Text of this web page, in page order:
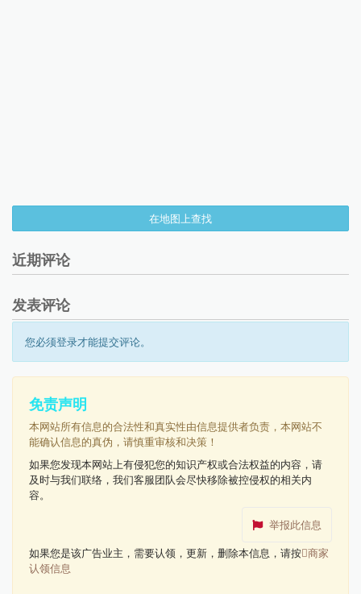
在地图上查找
近期评论
发表评论
您必须登录才能提交评论。
免责声明
本网站所有信息的合法性和真实性由信息提供者负责，本网站不
能确认信息的真伪，请慎重审核和决策！
如果您发现本网站上有侵犯您的知识产权或合法权益的内容，请
及时与我们联络，我们客服团队会尽快移除被控侵权的相关内
容。
举报此信息
如果您是该广告业主，需要认领，更新，删除本信息，请按 商家
认领信息